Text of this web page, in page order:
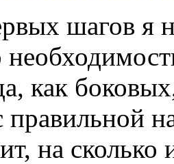
шагов я
как
на